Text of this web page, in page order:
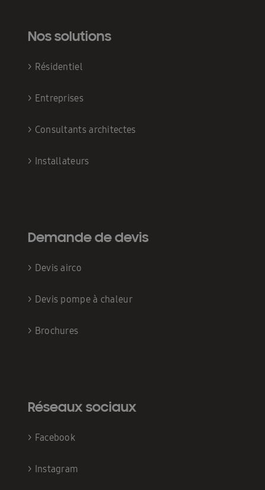
Nos solutions
> Résidentiel
> Entreprises
> Consultants architectes
> Installateurs
Demande de devis
> Devis airco
> Devis pompe à chaleur
> Brochures
Réseaux sociaux
> Facebook
> Instagram